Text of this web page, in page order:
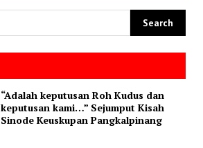
“Adalah keputusan Roh Kudus dan
keputusan kami…” Sejumput Kisah
Sinode Keuskupan Pangkalpinang